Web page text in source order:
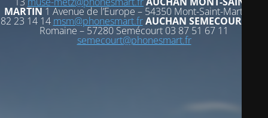
MARTIN 1 Avenue de l’Europe – 54350 Mont-Saint-Martin 03
82 23 14 14 msm@phonesmart.fr AUCHAN SEMECOURT
Romaine – 57280 Semécourt 03 87 51 67 11
semecourt@phonesmart.fr